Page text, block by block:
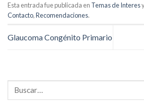
Esta entrada fue publicada en Temas de Interes
Contacto,Recomendaciones.
Glaucoma Congénito Primario